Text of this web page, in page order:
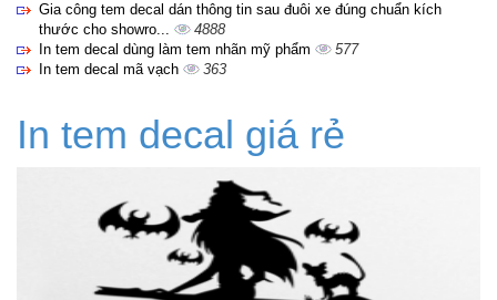
Gia công tem decal dán thông tin sau đuôi xe đúng chuẩn kích
thước cho showro...
4888
In tem decal dùng làm tem nhãn mỹ phẩm
577
In tem decal mã vạch
363
In tem decal giá rẻ